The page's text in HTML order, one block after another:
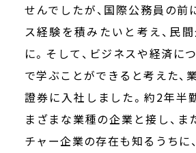
せんでしたが、国際公務員の前
ス経験を積みたいと考え、民
に。そして、ビジネスや経済に
で学ぶことができると考えた、
證券に入社しました。約2年半
まざまな業種の企業と接し、ま
チャー企業の存在も知るうちに